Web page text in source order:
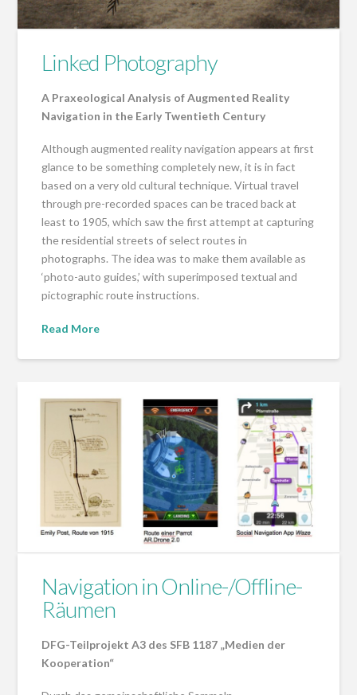
Linked Photography
A Praxeological Analysis of Augmented Reality
Navigation in the Early Twentieth Century
Although augmented reality navigation appears at first
glance to be something completely new, it is in fact
based on a very old cultural technique. Virtual travel
through pre-recorded spaces can be traced back at
least to 1905, which saw the first attempt at capturing
the residential streets of select routes in
photographs. The idea was to make them available as
‘photo-auto guides,’ with superimposed textual and
pictographic route instructions.
Read More
Navigation in Online-/Offline-
Räumen
DFG-Teilprojekt A3 des SFB 1187 „Medien der
Kooperation“